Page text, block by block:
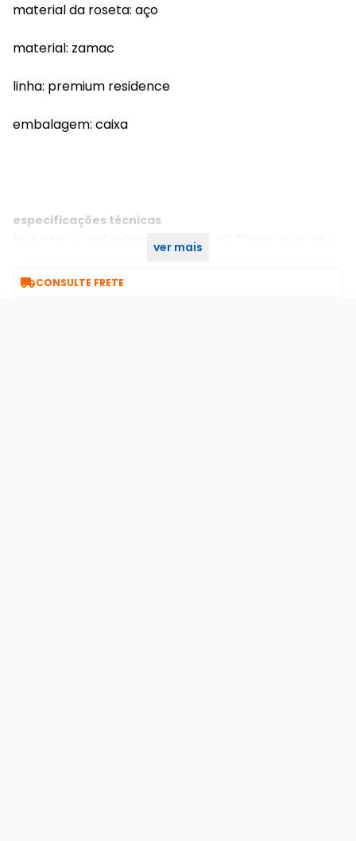
material da roseta: aço
material: zamac
linha: premium residence
embalagem: caixa
especificações técnicas
fechadura vivaldi externa 885-55pe rq2 55mm escovado
ver mais
CONSULTE FRETE